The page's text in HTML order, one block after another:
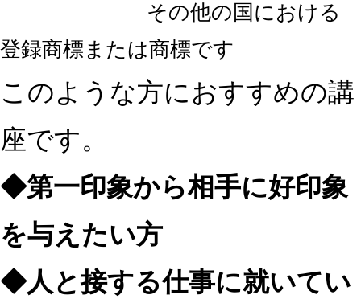
その他の国における
登録商標または商標です
このような方におすすめの講
座です。
◆第一印象から相手に好印象
を与えたい方
◆人と接する仕事に就いてい